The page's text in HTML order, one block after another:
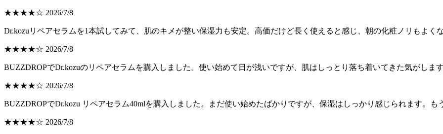
★★★★☆ 2026/7/8
Dr.kozuリペアセラムを1本試してみて、肌のキメが整い保湿力も安定。高価だけど長く使えると感じ、朝の化粧ノリもよく
★★★★☆ 2026/7/8
BUZZDROPでDr.kozuのリペアセラムを購入しました。使い始めて日が浅いですが、肌はしっとり落ち着いてきた気がしま
★★★★☆ 2026/7/8
BUZZDROPでDr.kozu リペアセラム40mlを購入しました。まだ使い始めたばかりですが、保湿はしっかり感じられます。
★★★★☆ 2026/7/8